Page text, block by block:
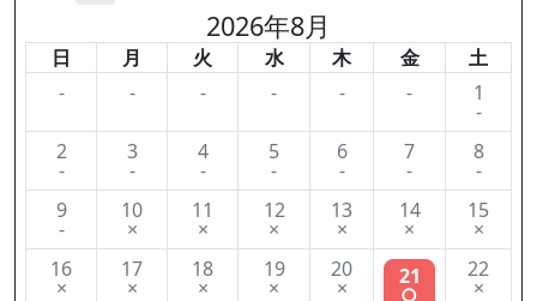
2026年8月
日 月 火 水 木 金
土
-
- - - - - 1
-
2
-
3
-
4
-
5
-
6
-
7
-
8
-
9
-
10
×
11
×
12
×
13
×
14
×
15
×
16
×
17
×
18
×
19
×
20
× 21
○
22
×